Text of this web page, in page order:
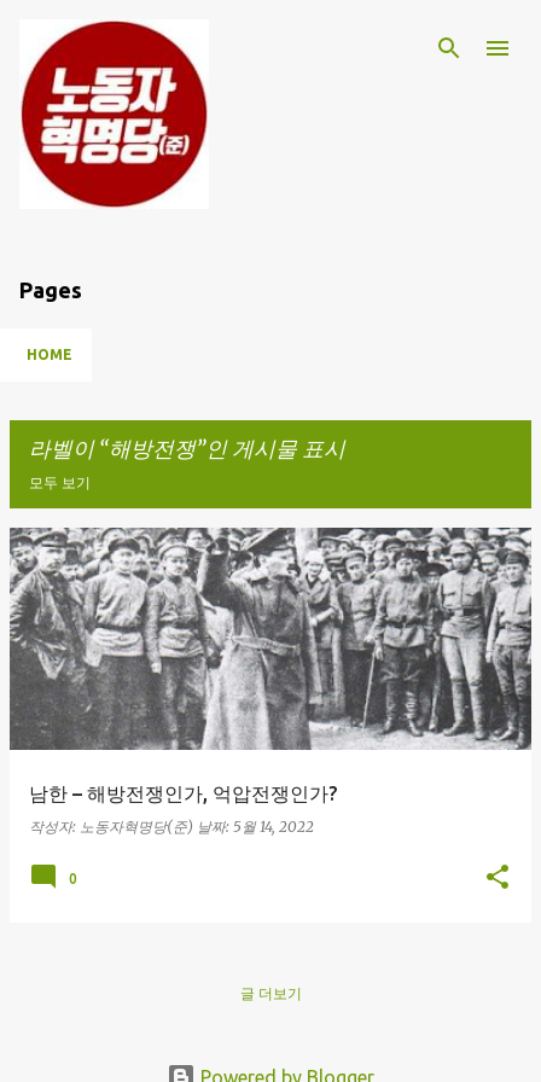
Pages
HOME
라벨이 해방전쟁 인 게시물 표시
모두 보기
글
남한 – 해방전쟁인가, 억압전쟁인가?
작성자: 노동자혁명당(준) 날짜: 5월 14, 2022
0
글 더보기
Powered by Blogger